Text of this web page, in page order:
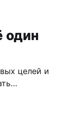
один
целей и